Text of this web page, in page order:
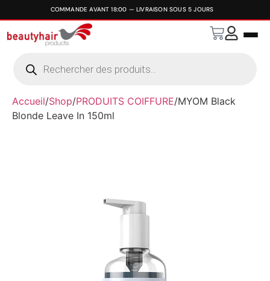
Accueil/Shop/PRODUITS COIFFURE/MYOM Black
Blonde Leave In 150ml